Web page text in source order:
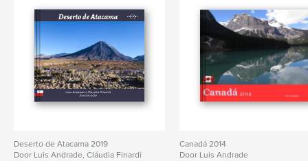
Deserto de Atacama 2019
Door Luis Andrade, Cláudia Finardi
Canadá 2014
Door Luis Andrade